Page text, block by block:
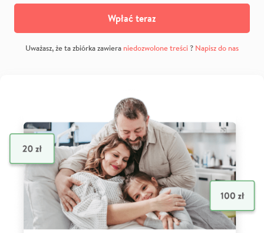
Wpłać teraz
Uważasz, że ta zbiórka zawiera niedozwolone treści? Napisz do nas